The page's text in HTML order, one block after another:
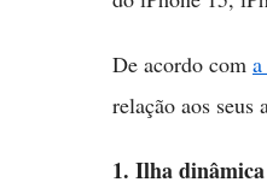
De acordo com
relação aos seus
1. Ilha